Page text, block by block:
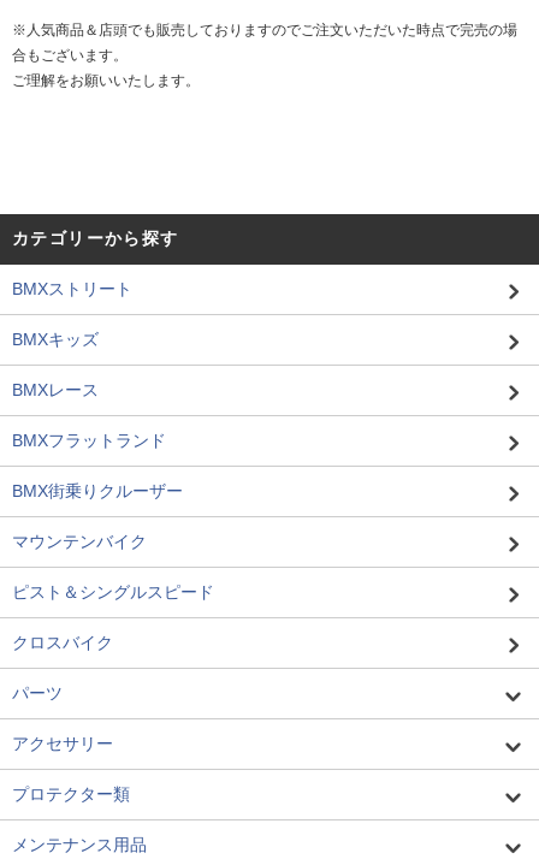
※人気商品＆店頭でも販売しておりますのでご注文いただいた時点で完売の場
合もございます。
ご理解をお願いいたします。
カテゴリーから探す
BMXストリート
BMXキッズ
BMXレース
BMXフラットランド
BMX街乗りクルーザー
マウンテンバイク
ピスト＆シングルスピード
クロスバイク
パーツ
アクセサリー
プロテクター類
メンテナンス用品